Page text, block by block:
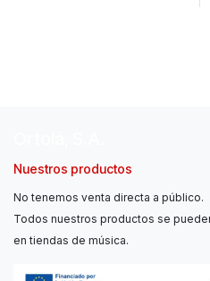
Nuestros productos
No tenemos venta directa a público.
Todos nuestros productos se
en tiendas de música.